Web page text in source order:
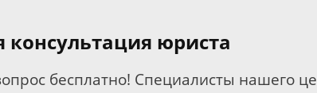
консультация юриста
бесплатно! Специалисты нашего